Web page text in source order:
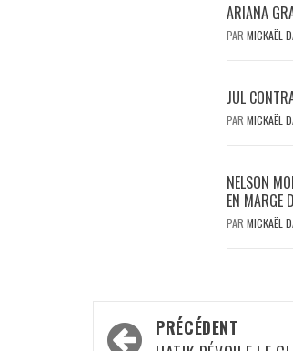
ARIANA
PAR MICKAËL
JUL
PAR MICKAËL
NELSON
EN MARGE
PAR MICKAËL
Navigation
PRÉCÉDENT